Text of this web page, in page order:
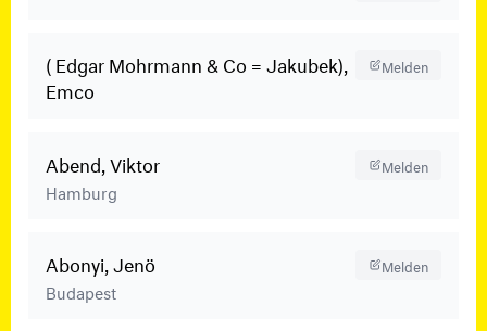
( Edgar Mohrmann & Co = Jakubek),
Emco
Melden
Abend, Viktor
Hamburg
Melden
Abonyi, Jenö
Budapest
Melden